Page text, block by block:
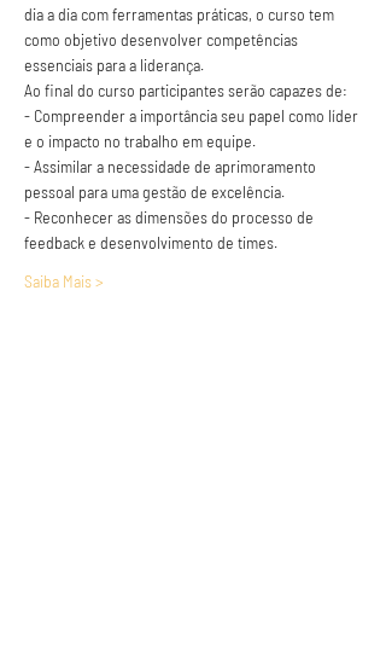
dia a dia com ferramentas práticas, o curso tem
como objetivo desenvolver competências
essenciais para a liderança.
Ao final do curso participantes serão capazes de:
- Compreender a importância seu papel como líder
e o impacto no trabalho em equipe.
- Assimilar a necessidade de aprimoramento
pessoal para uma gestão de excelência.
- Reconhecer as dimensões do processo de
feedback e desenvolvimento de times.
Saiba Mais >